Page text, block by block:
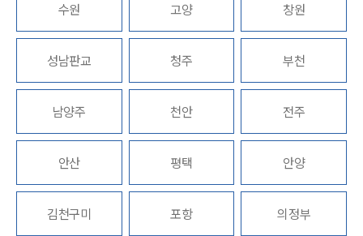
업무분야
음주교통사고대응부 업무
전체
구성원 소개
음주운전·교통사고전문변호사추천
소식/자료
수원 고양 창원
성남판교 청주 부천
남양주 천안 전주
안산 평택 안양
김천구미 포항 의정부